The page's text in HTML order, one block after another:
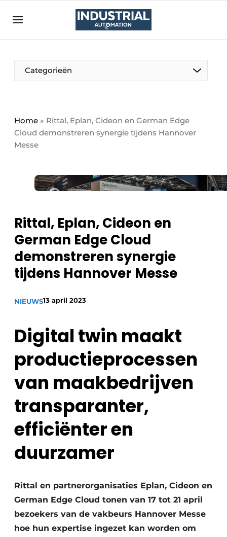
Aanmelden
Bedrijven
Bedrijven
Direct contact
Eigen content aanleveren
Meest gelezen
Podcasts
Privacy / Cookie statement
Vacature aanmelden
Vacatures
Categorieën
Home » Rittal, Eplan, Cideon en German Edge
Cloud demonstreren synergie tijdens Hannover
Messe
Rittal, Eplan, Cideon en
German Edge Cloud
demonstreren synergie
tijdens Hannover Messe
NIEUWS13 april 2023
Digital twin maakt
productieprocessen
van maakbedrijven
transparanter,
efficiënter en
duurzamer
Rittal en partnerorganisaties Eplan, Cideon en
German Edge Cloud tonen van 17 tot 21 april
bezoekers van de vakbeurs Hannover Messe
hoe hun expertise ingezet kan worden om